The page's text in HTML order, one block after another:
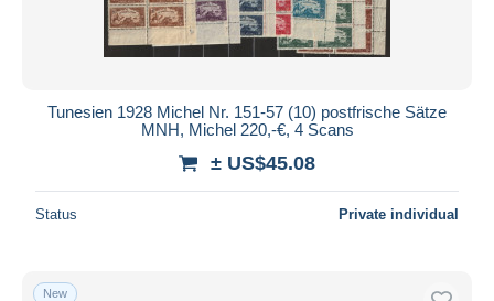
Tunesien 1928 Michel Nr. 151-57 (10) postfrische Sätze
MNH, Michel 220,-€, 4 Scans
± US$45.08
Status Private individual
New